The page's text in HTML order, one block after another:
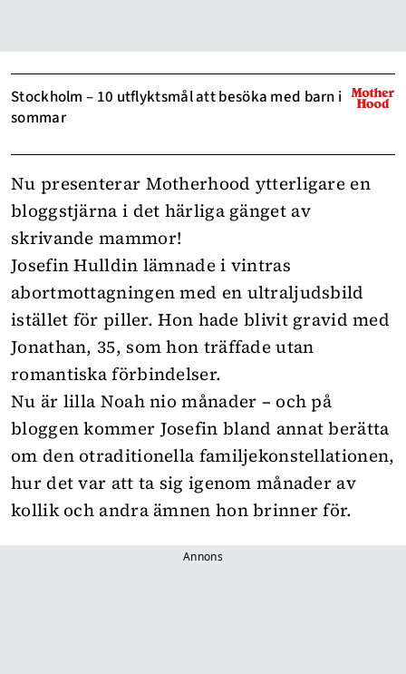
Stockholm – 10 utflyktsmål att besöka med barn i
sommar
Nu presenterar Motherhood ytterligare en
bloggstjärna i det härliga gänget av
skrivande mammor!
Josefin Hulldin lämnade i vintras
abortmottagningen med en ultraljudsbild
istället för piller. Hon hade blivit gravid med
Jonathan, 35, som hon träffade utan
romantiska förbindelser.
Nu är lilla Noah nio månader – och på
bloggen kommer Josefin bland annat berätta
om den otraditionella familjekonstellationen,
hur det var att ta sig igenom månader av
kollik och andra ämnen hon brinner för.
Annons